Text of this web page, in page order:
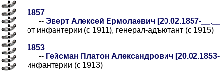
1857
-- Эверт Алексей Ермолаевич [20.02.1857-
от инфантерии (с 1911), генерал-адъютант (с 1915)
1853
-- Гейсман Платон Александрович
инфантерии (с 1913)